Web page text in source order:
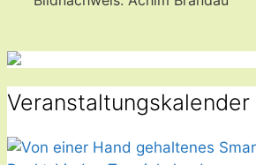
Veranstaltungskalender